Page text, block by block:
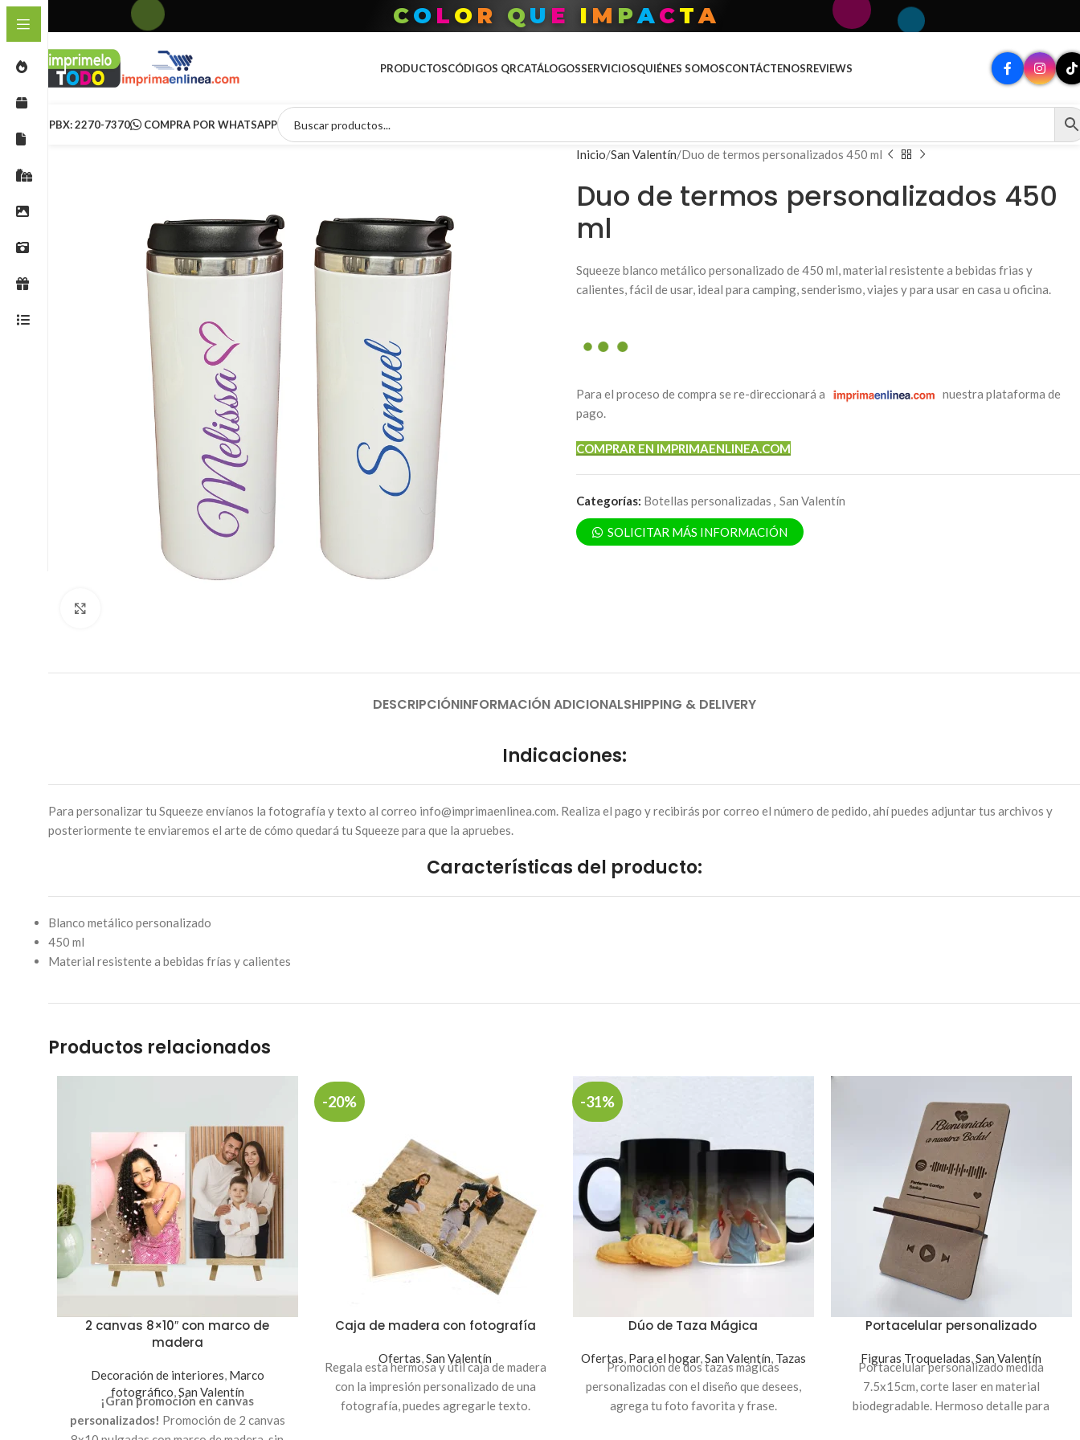
CO L O R Q U E I M PACTA
PRODUCTOSCÓDIGOS QRCATÁLOGOSSERVICIOSQUIÉNES SOMOSCONTÁCTENOSREVIEWS
PBX: 2270-7370 COMPRA POR WHATSAPP
Inicio San Valentín Duo de termos personalizados 450 ml
Duo de termos personalizados 450
ml
Squeeze blanco metálico personalizado de 450 ml, material resistente a bebidas frias y
calientes, fácil de usar, ideal para camping, senderismo, viajes y para usar en casa u oficina.
Para el proceso de compra se re-direccionará a
nuestra plataforma de
pago.
COMPRAR EN IMPRIMAENLINEA.COM
Categorías: Botellas personalizadas , San Valentín
SOLICITAR MÁS INFORMACIÓN
DESCRIPCIÓNINFORMACIÓN ADICIONALSHIPPING & DELIVERY
Indicaciones:
Para personalizar tu Squeeze envíanos la fotografía y texto al correo info@imprimaenlinea.com. Realiza el pago y recibirás por correo el número de pedido, ahí puedes adjuntar tus archivos y
posteriormente te enviaremos el arte de cómo quedará tu Squeeze para que la apruebes.
Características del producto:
Blanco metálico personalizado
450 ml
Material resistente a bebidas frías y calientes
Productos relacionados
2 canvas 8×10″ con marco de
madera
Decoración de interiores, Marco
fotográfico,San Valentín
¡Gran promoción en canvas
personalizados! Promoción de 2 canvas
-20%
Caja de madera con fotografía
Ofertas,San Valentín
Regala esta hermosa y útil caja de madera
con la impresión personalizado de una
fotografía, puedes agregarle texto.
-31%
Dúo de Taza Mágica
Ofertas, Para el hogar,San Valentín, Tazas
Promoción de dos tazas mágicas
personalizadas con el diseño que desees,
agrega tu foto favorita y frase.
Portacelular personalizado
Figuras Troqueladas,San Valentín
Portacelular personalizado medida
7.5x15cm, corte laser en material
biodegradable. Hermoso detalle para